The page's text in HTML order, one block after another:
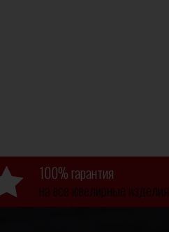
100% гарантия
на все ювелирные изделия